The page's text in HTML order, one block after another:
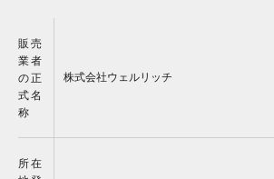
販売
業者
の正
式名
称
株式会社ウェルリッチ
所在